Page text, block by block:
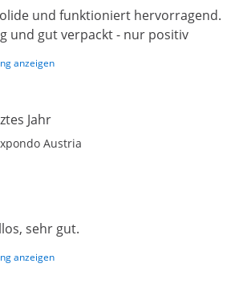
und funktioniert hervorragend.
und gut verpackt - nur positiv
anzeigen
Jahr
Austria
sehr gut.
anzeigen